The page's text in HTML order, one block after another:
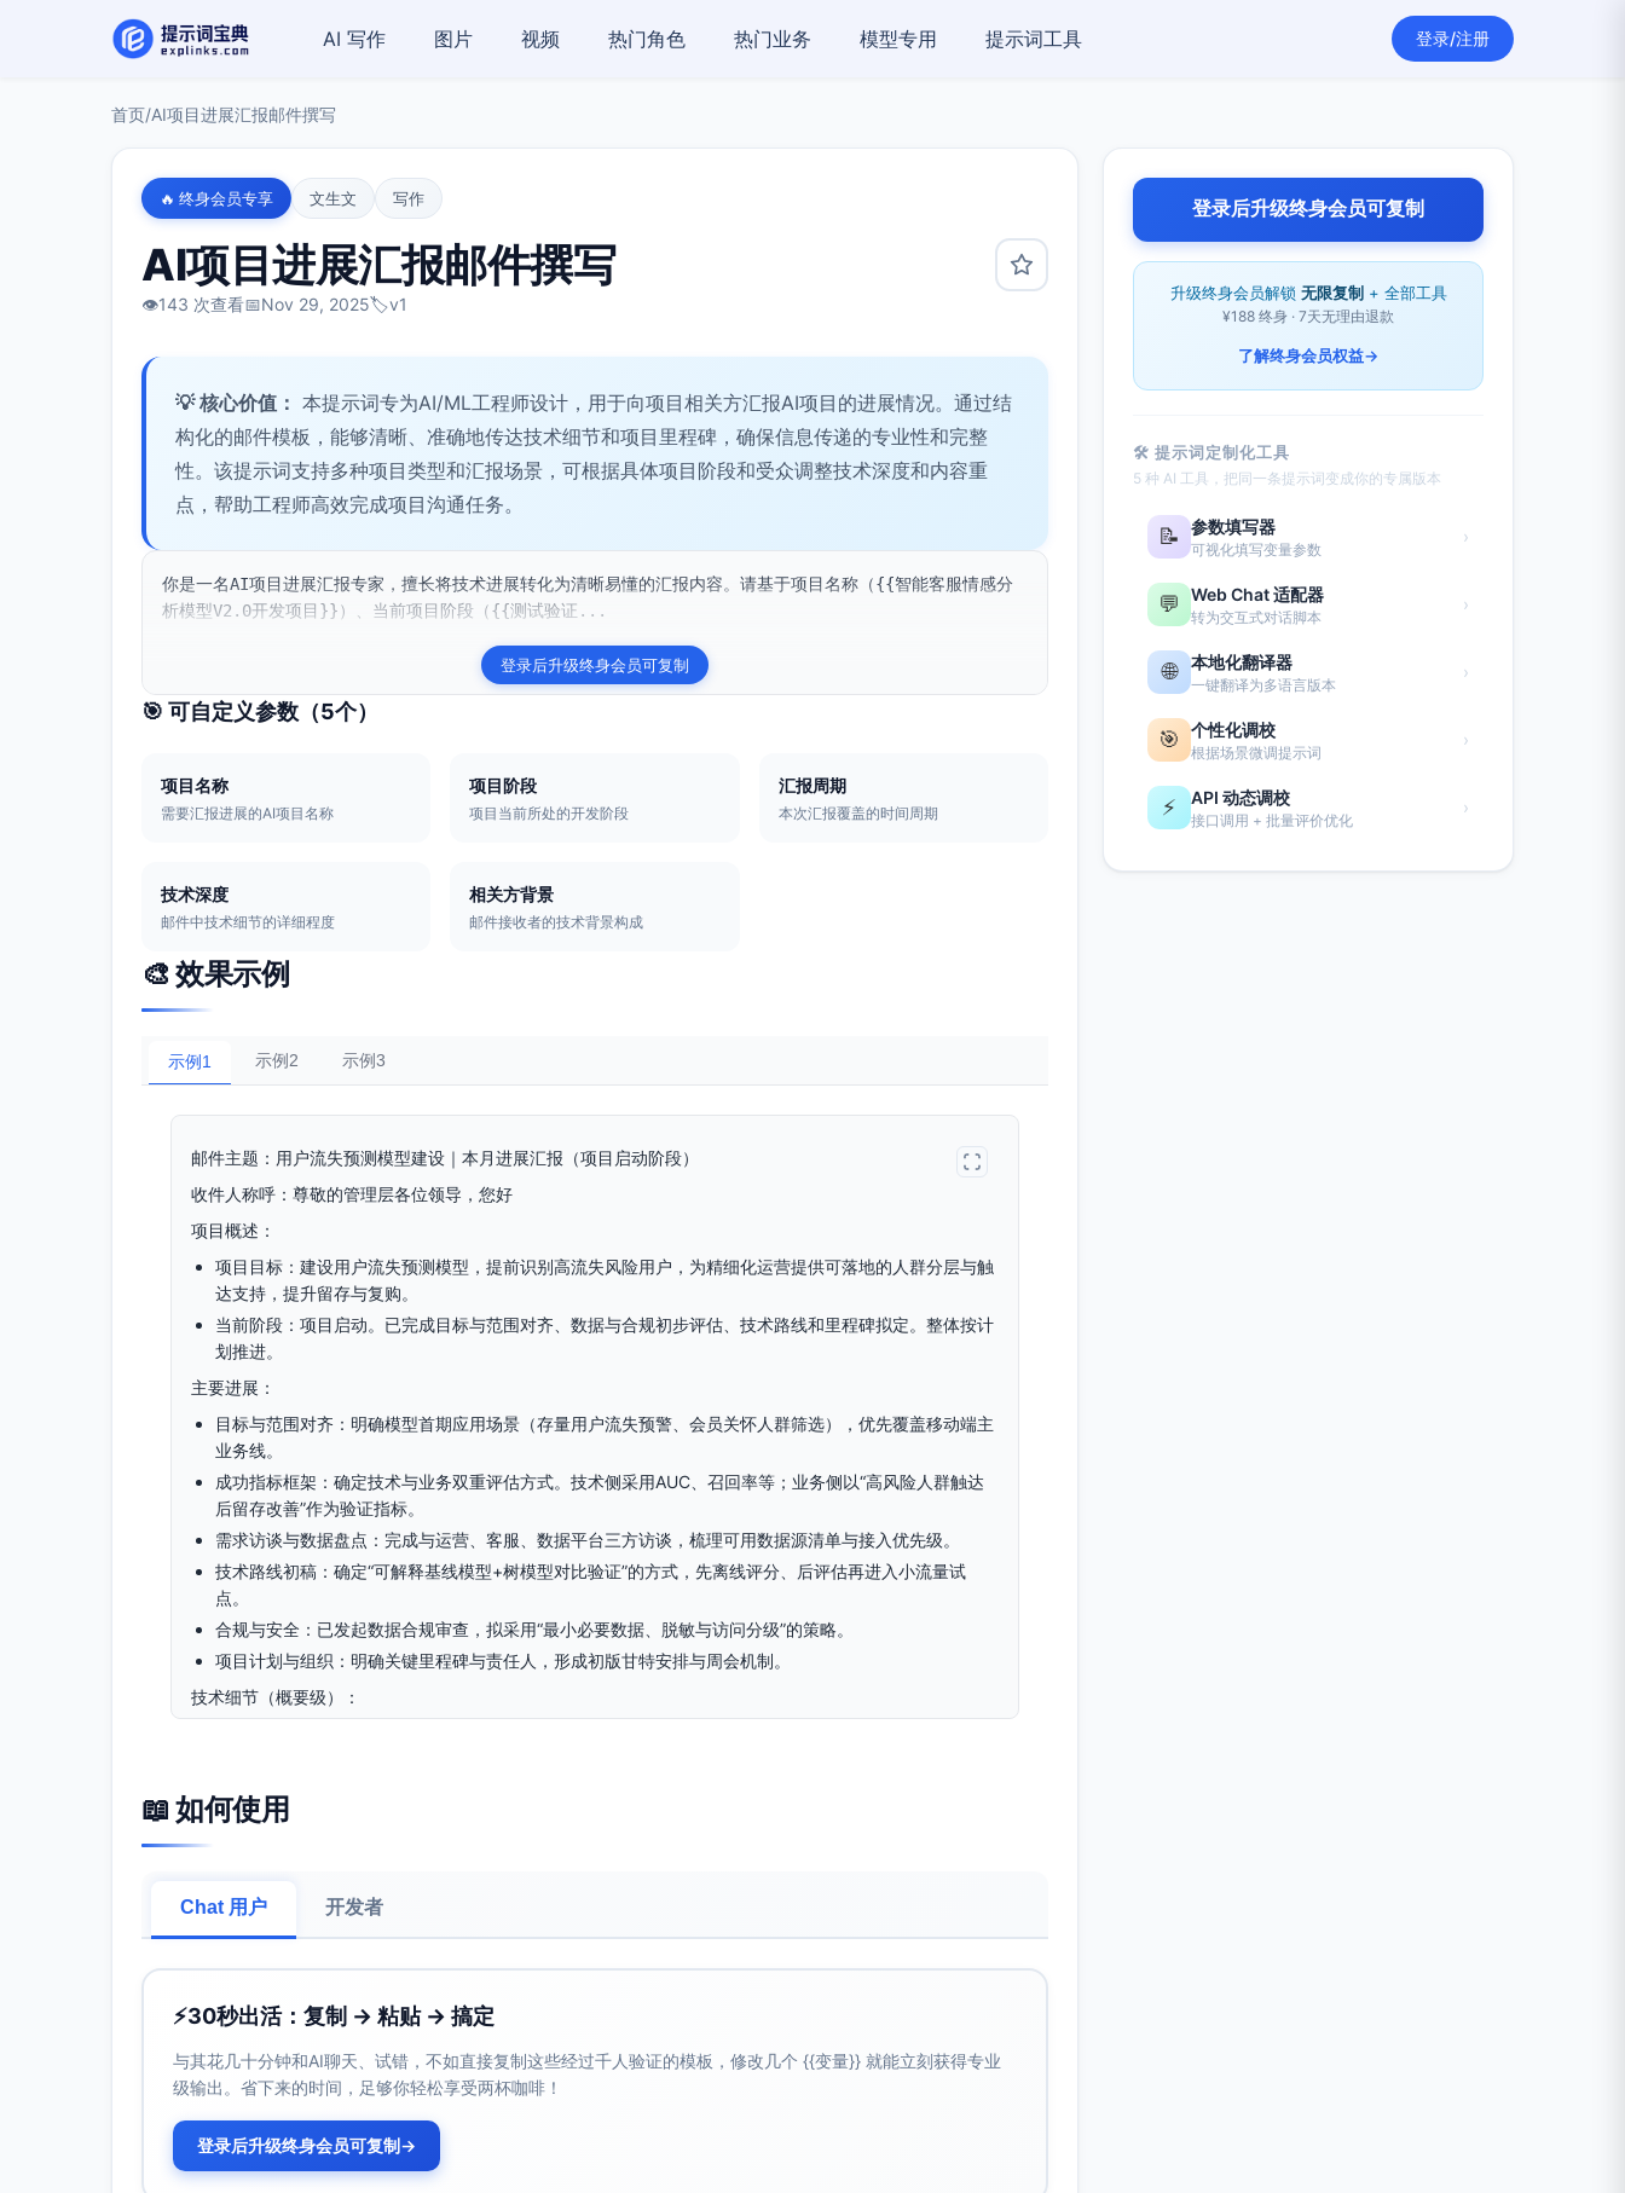
AI 写作 图片 视频 热门角色 热门业务 模型专用 提示词工具 登录/注册
首页/AI项目进展汇报邮件撰写
🔥 终身会员专享 文生文 写作
AI项目进展汇报邮件撰写
👁️143 次查看📅Nov 29, 2025🏷️v1
💡 核心价值： 本提示词专为AI/ML工程师设计，用于向项目相关方汇报AI项目的进展情况。通过结
构化的邮件模板，能够清晰、准确地传达技术细节和项目里程碑，确保信息传递的专业性和完整
性。该提示词支持多种项目类型和汇报场景，可根据具体项目阶段和受众调整技术深度和内容重
点，帮助工程师高效完成项目沟通任务。
你是一名AI项目进展汇报专家，擅长将技术进展转化为清晰易懂的汇报内容。请基于项目名称（{{智能客服情感分
析模型V2.0开发项目}}）、当前项目阶段（{{测试验证...
登录后升级终身会员可复制
🎯 可自定义参数（5个）
项目名称
需要汇报进展的AI项目名称
项目阶段
项目当前所处的开发阶段
汇报周期
本次汇报覆盖的时间周期
技术深度
邮件中技术细节的详细程度
相关方背景
邮件接收者的技术背景构成
🎨 效果示例
示例1 示例2 示例3
邮件主题：用户流失预测模型建设｜本月进展汇报（项目启动阶段）
收件人称呼：尊敬的管理层各位领导，您好
项目概述：
项目目标：建设用户流失预测模型，提前识别高流失风险用户，为精细化运营提供可落地的人群分层与触
达支持，提升留存与复购。
当前阶段：项目启动。已完成目标与范围对齐、数据与合规初步评估、技术路线和里程碑拟定。整体按计
划推进。
主要进展：
目标与范围对齐：明确模型首期应用场景（存量用户流失预警、会员关怀人群筛选），优先覆盖移动端主
业务线。
成功指标框架：确定技术与业务双重评估方式。技术侧采用AUC、召回率等；业务侧以“高风险人群触达
后留存改善”作为验证指标。
需求访谈与数据盘点：完成与运营、客服、数据平台三方访谈，梳理可用数据源清单与接入优先级。
技术路线初稿：确定“可解释基线模型+树模型对比验证”的方式，先离线评分、后评估再进入小流量试
点。
合规与安全：已发起数据合规审查，拟采用“最小必要数据、脱敏与访问分级”的策略。
项目计划与组织：明确关键里程碑与责任人，形成初版甘特安排与周会机制。
技术细节（概要级）：
检验合理性。
特征方向：活跃度趋势（近7/30/60天）、消费频次与金额变化、售后/投诉记录、营销响应、渠道路径、
别能力）”，并输出特征重要性以支持运营策略制定。
评估指标与解释：
AUC：整体区分高/低风险用户的能力指标。
召回率@TopK：在重点触达人群规模内识别出高风险用户的比例，便于资源投入评估。
部署路径（首期）：先离线评分并回传到人群运营平台用于圈选，验证有效后再评估实时化需求与成本。
标签口径一致性：不同业务线对“流失”的定义不一。应对：由产品与运营共同确认统一口径，并做回溯对
比验证。
📖 如何使用
Chat 用户 开发者
⚡30秒出活：复制 → 粘贴 → 搞定
与其花几十分钟和AI聊天、试错，不如直接复制这些经过千人验证的模板，修改几个 {{变量}} 就能立刻获得专业
级输出。省下来的时间，足够你轻松享受两杯咖啡！
登录后升级终身会员可复制→
登录后升级终身会员可复制
升级终身会员解锁 无限复制 + 全部工具
¥188 终身 · 7天无理由退款
了解终身会员权益→
🛠 提示词定制化工具
5 种 AI 工具，把同一条提示词变成你的专属版本
📝 参数填写器
可视化填写变量参数
›
💬 Web Chat 适配器
转为交互式对话脚本
›
🌐 本地化翻译器
一键翻译为多语言版本
›
🎯 个性化调校
根据场景微调提示词
›
⚡ API 动态调校
接口调用 + 批量评价优化
›